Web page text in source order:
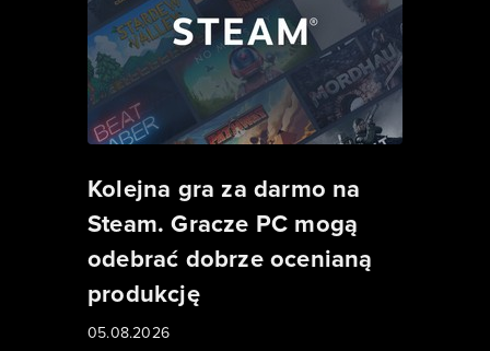
Kolejna gra za darmo na
Steam. Gracze PC mogą
odebrać dobrze ocenianą
produkcję
05.08.2026